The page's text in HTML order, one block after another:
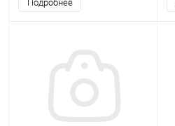
Подробнее